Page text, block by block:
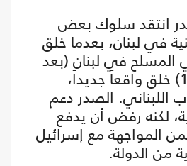
انتقد سلوك بعض
في لبنان، بعدما خلق
المسلح في لبنان (بعد
اتفاق القاهرة 1969) خلق واقعاً جديداً،
الصدر دعم
لكنه رفض أن يدفع
المواجهة مع إسرائيل
من الدولة.